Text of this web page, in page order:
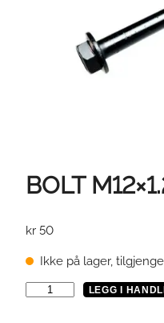
BOLT
kr 50
Ikke på lager,
LEGG I